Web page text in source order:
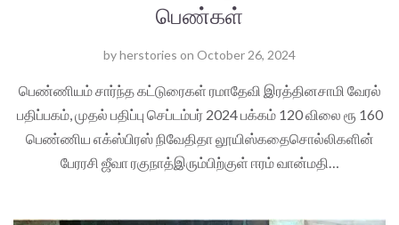
பெண்கள்
byherstories on October 26, 2024
பெண்ணியம் சார்ந்த கட்டுரைகள் ரமாதேவி இரத்தினசாமி வேரல்
பதிப்பகம், முதல் பதிப்பு செப்டம்பர் 2024 பக்கம் 120 விலை ரூ 160
பெண்ணிய எக்ஸ்பிரஸ் நிவேதிதா லூயிஸ்கதைசொல்லிகளின்
பேரரசி ஜீவா ரகுநாத்இரும்பிற்குள் ஈரம் வான்மதி…